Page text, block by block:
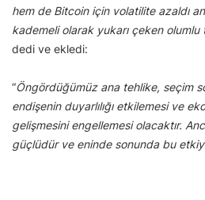
hem de Bitcoin için volatilite azaldı
kademeli olarak yukarı çeken
dedi ve ekledi:
“Öngördüğümüz ana tehlike, seçim
endişenin duyarlılığı etkilemesi ve
gelişmesini engellemesi olacaktır.
güçlüdür ve eninde sonunda bu